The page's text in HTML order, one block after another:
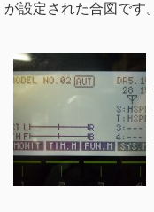
が設定された合図です。